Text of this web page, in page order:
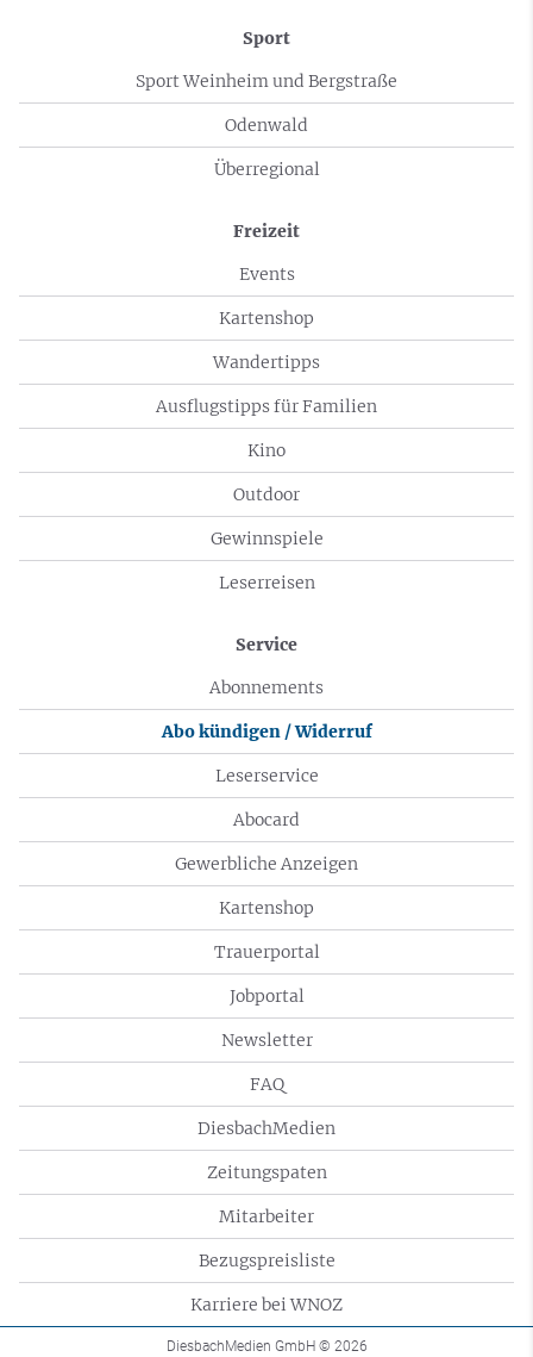
Sport
Sport Weinheim und Bergstraße
Odenwald
Überregional
Freizeit
Events
Kartenshop
Wandertipps
Ausflugstipps für Familien
Kino
Outdoor
Gewinnspiele
Leserreisen
Service
Abonnements
Abo kündigen / Widerruf
Leserservice
Abocard
Gewerbliche Anzeigen
Kartenshop
Trauerportal
Jobportal
Newsletter
FAQ
DiesbachMedien
Zeitungspaten
Mitarbeiter
Bezugspreisliste
Karriere bei WNOZ
DiesbachMedien GmbH © 2026